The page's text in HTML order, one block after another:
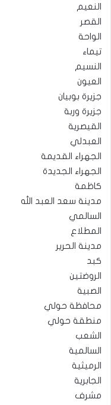
النعيم
القصر
الواحة
تيماء
النسيم
العيون
جزيرة بوبيان
جزيرة وربة
القيصرية
العبدلي
الجهراء القديمة
الجهراء الجديدة
كاظمة
مدينة سعد العبد الله
السالمي
المطلاع
مدينة الحرير
كبد
الروضتين
الصبية
محافظة حولي
منطقة حولي
الشعب
السالمية
الرميثية
الجابرية
مشرف